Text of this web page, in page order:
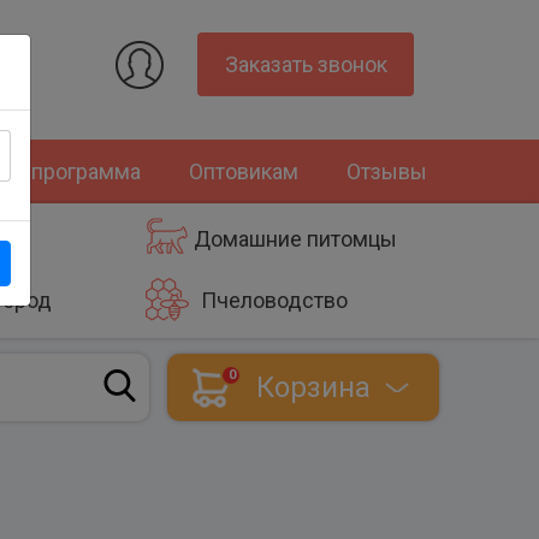
Заказать звонок
программа Оптовикам Отзывы
Домашние питомцы
Пчеловодство
0 Корзина